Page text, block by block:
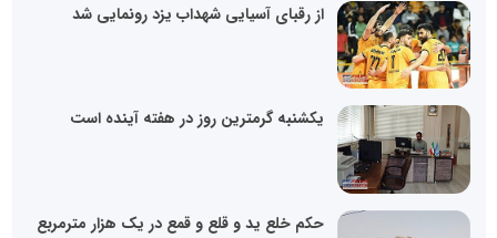
از رقبای آسیایی شهداب یزد رونمایی شد
یکشنبه گرمترین روز در هفته آینده است
حکم خلع ید و قلع و قمع در یک هزار مترمربع